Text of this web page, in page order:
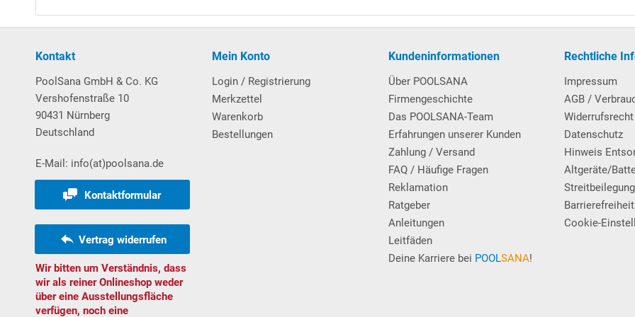
von 1 m wird empfohlen).Klicken Sie hierfür weitere wissenswerte Informationen über den Unterschied
Vorfilter mit großem Siebkorb und Klarsichtdeckel
Leistungsaufnahme: 450 W; 230 Volt 1 N. Ab Werk mit Kabel und Anschlussstecker montiert
TÜV- und GS-geprüft
Lieferung mit 7-Wege-Rückspülventil, Grundplatte sowie 50 kg Filter-Quarzsand.
Download Anleitung Filteranlage PRO Next 400
Einbauteile
aufklappen zum Weiterlesen
Verrohrungsmaterial
aufklappen zum Weiterlesen
Kontakt
PoolSana GmbH & Co. KG
Vershofenstraße 10
90431 Nürnberg
Deutschland
E-Mail: info(at)poolsana.de
Kontaktformular
Vertrag widerrufen
Wir bitten um Verständnis, dass
wir als reiner Onlineshop weder
über eine Ausstellungsfläche
verfügen, noch eine
Mein Konto
Login / Registrierung
Merkzettel
Warenkorb
Bestellungen
Kundeninformationen
Über POOLSANA
Firmengeschichte
Das POOLSANA-Team
Erfahrungen unserer Kunden
Zahlung / Versand
FAQ / Häufige Fragen
Reklamation
Ratgeber
Anleitungen
Leitfäden
Deine Karriere bei POOLSANA!
Rechtliche
Impressum
AGB /
Widerrufsrecht
Datenschutz
Hinweis
Altgeräte/
Streitbeilegung
Barrierefreiheit
Cookie-